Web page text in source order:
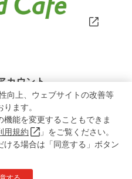
カウント
Co.,Ltd.All rights reserved.
向上、ウェブサイトの改善等
ます。
能を変更することもできま
用規約
」をご覧ください。
る場合は「同意する」ボタン